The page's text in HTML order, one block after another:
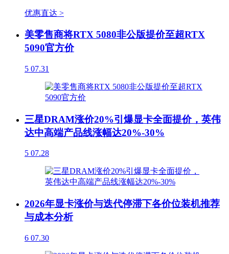
优惠直达 >
美零售商将RTX 5080非公版提价至超RTX
5090官方价
5 07.31
三星DRAM涨价20%引爆显卡全面提价，英伟
达中高端产品线涨幅达20%-30%
5 07.28
2026年显卡涨价与迭代停滞下各价位装机推荐
与成本分析
6 07.30